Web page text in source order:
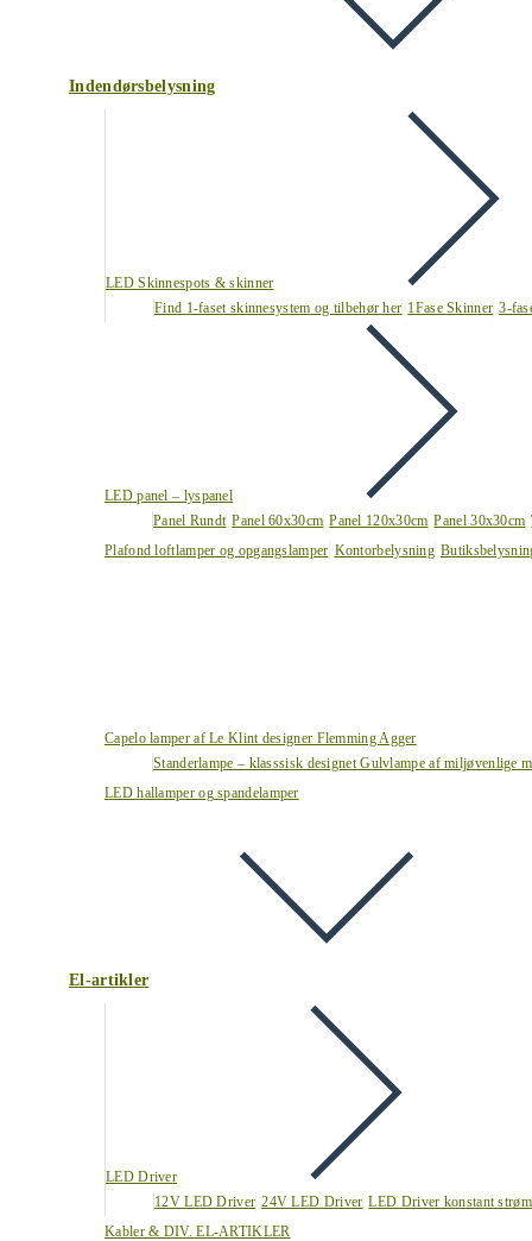
Indendørsbelysning
LED Skinnespots & skinner
Find 1-faset skinnesystem og tilbehør her 1Fase Skinner 3-
LED panel – lyspanel
Panel Rundt Panel 60x30cm Panel 120x30cm Panel 30x30cm
Plafond loftlamper og opgangslamper Kontorbelysning
Capelo lamper af Le Klint designer Flemming Agger
Standerlampe – klasssisk designet Gulvlampe af miljøvenlige
LED hallamper og spandelamper
El-artikler
LED Driver
12V LED Driver 24V LED Driver LED Driver konstant strøm
Kabler & DIV. EL-ARTIKLER